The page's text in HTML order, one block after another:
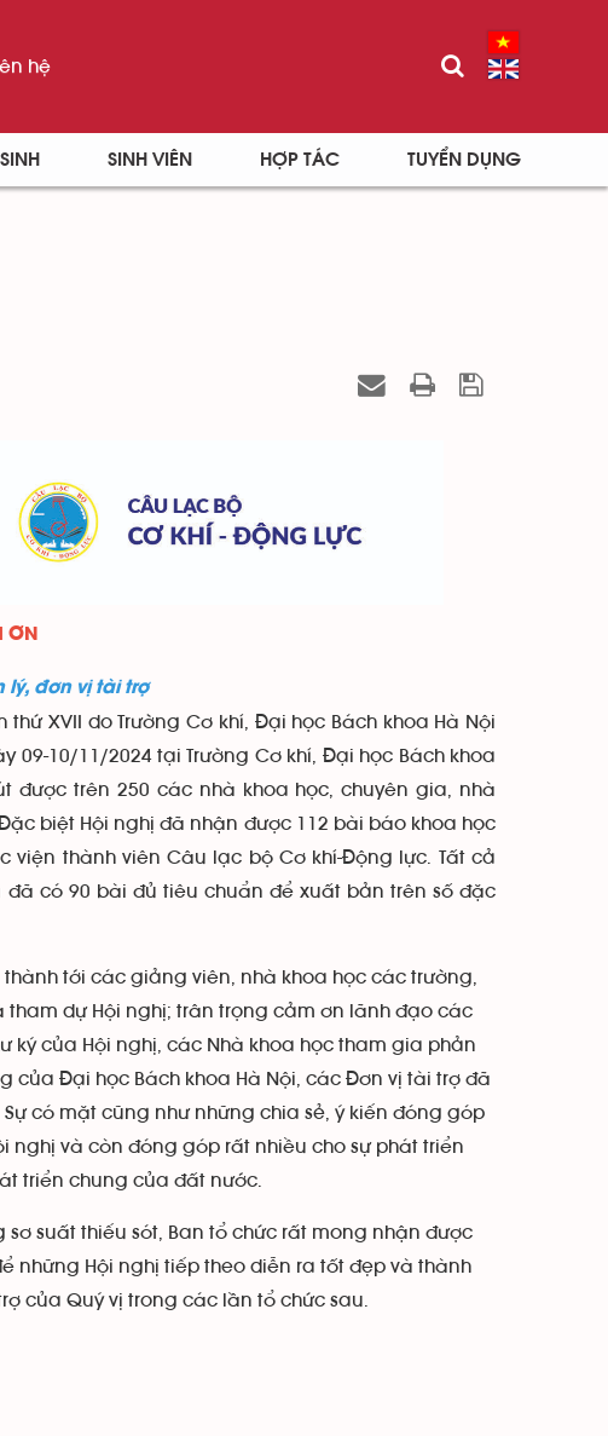
hệ
SINH VIÊN HỢP TÁC TUYỂN DỤNG
ƠN
đơn vị tài trợ
XVII do Trường Cơ khí, Đại học Bách khoa Hà Nội
10/11/2024 tại Trường Cơ khí, Đại học Bách khoa
được trên 250 các nhà khoa học, chuyên gia, nhà
biệt Hội nghị đã nhận được 112 bài báo khoa học
thành viên Câu lạc bộ Cơ khí-Động lực. Tất cả
có 90 bài đủ tiêu chuẩn để xuất bản trên số đặc
tới các giảng viên, nhà khoa học các trường,
dự Hội nghị; trân trọng cảm ơn lãnh đạo các
ký của Hội nghị, các Nhà khoa học tham gia phản
của Đại học Bách khoa Hà Nội, các Đơn vị tài trợ đã
có mặt cũng như những chia sẻ, ý kiến đóng góp
nghị và còn đóng góp rất nhiều cho sự phát triển
triển chung của đất nước.
suất thiếu sót, Ban tổ chức rất mong nhận được
những Hội nghị tiếp theo diễn ra tốt đẹp và thành
của Quý vị trong các lần tổ chức sau.